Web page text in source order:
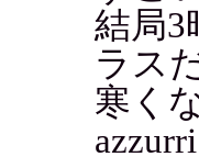
結局3
ラス
寒く